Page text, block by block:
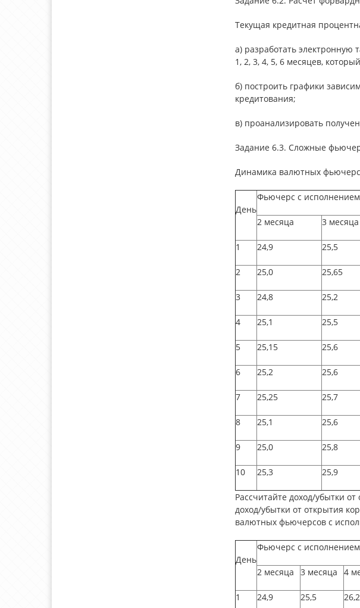
Текущая кредитная
а) разработать электронную
1, 2, 3, 4, 5, 6 месяцев,
б) построить графики
кредитования;
в) проанализировать
Задание 6.3. Сложные
Динамика валютных
День
Фьючерс с
2 месяца 3 месяца
1 24,9 25,5
2 25,0 25,65
3 24,8 25,2
4 25,1 25,5
5 25,15 25,6
6 25,2 25,6
7 25,25 25,7
8 25,1 25,6
9 25,0 25,8
10 25,3 25,9
Рассчитайте доход/убытки
доход/убытки от открытия
валютных фьючерсов с
День
Фьючерс с
2 месяца 3 месяца 4
1 24,9 25,5 26,2